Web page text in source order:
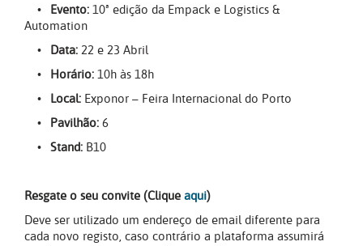
• Evento:10ª edição da Empack e Logistics &
Automation
• Data:22 e 23 Abril
• Horário:10h às 18h
• Local: Exponor – Feira Internacional do Porto
• Pavilhão:6
• Stand: B10
Resgate o seu convite (Cliqueaqui)
Deve ser utilizado um endereço de email diferente para
cada novo registo, caso contrário a plataforma assumirá